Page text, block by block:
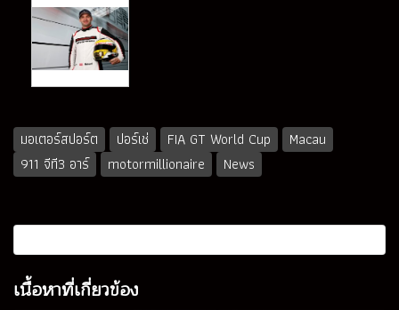
มอเตอร์สปอร์ต ปอร์เช่ FIA GT World Cup
Macau
911 จีที3 อาร์
motormillionaire News
เนื้อหาที่เกี่ยวข้อง